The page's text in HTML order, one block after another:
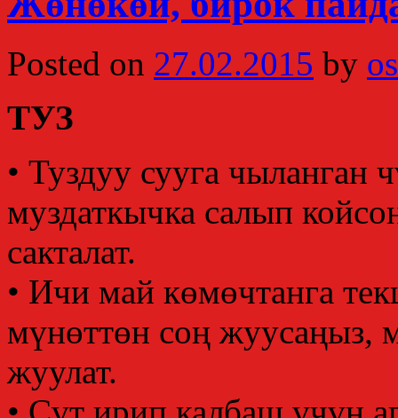
Posted on 27.02.2015 by
ТУЗ
• Туздуу сууга чыланган
муздаткычка салып
сакталат.
• Ичи май көмөчтанга
мүнөттөн соң жуусаңыз,
жуулат.